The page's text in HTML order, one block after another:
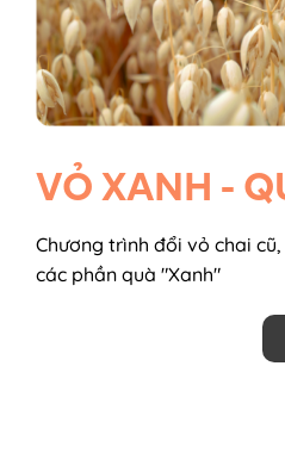
VỎ XANH -
Chương trình đổi vỏ chai
các phần quà "Xanh"